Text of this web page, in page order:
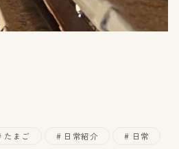
たまご 日常紹介 日常